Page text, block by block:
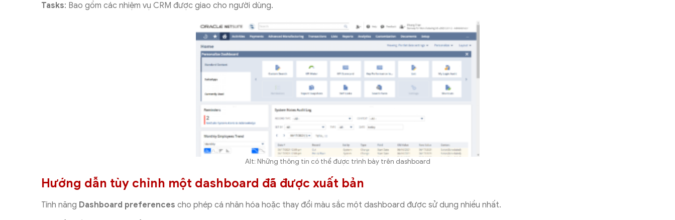
Tasks: Bao gồm các nhiệm vụ CRM được giao cho người dùng.
Alt: Những thông tin có thể được trình bày trên dashboard
Hướng dẫn tùy chỉnh một dashboard đã được xuất bản
Tính năng Dashboard preferences cho phép cá nhân hóa hoặc thay đổi màu sắc một dashboard được sử dụng nhiều nhất.